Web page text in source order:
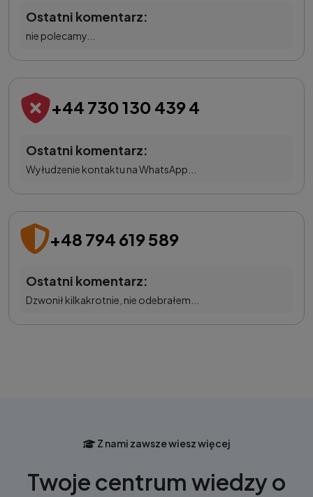
Ostatni komentarz:
nie polecamy...
+44 730 130 439 4
Ostatni komentarz:
Wyłudzenie kontaktu na WhatsApp...
+48 794 619 589
Ostatni komentarz:
Dzwonił kilkakrotnie, nie odebrałem...
Z nami zawsze wiesz więcej
Twoje centrum wiedzy o